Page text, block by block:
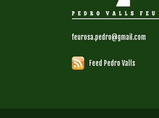
feurosa.pedro@gmail.com
Feed Pedro Valls